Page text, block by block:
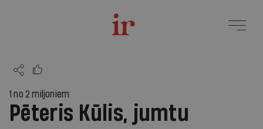
1 no 2 miljoniem
Pēteris Kūlis, jumtu